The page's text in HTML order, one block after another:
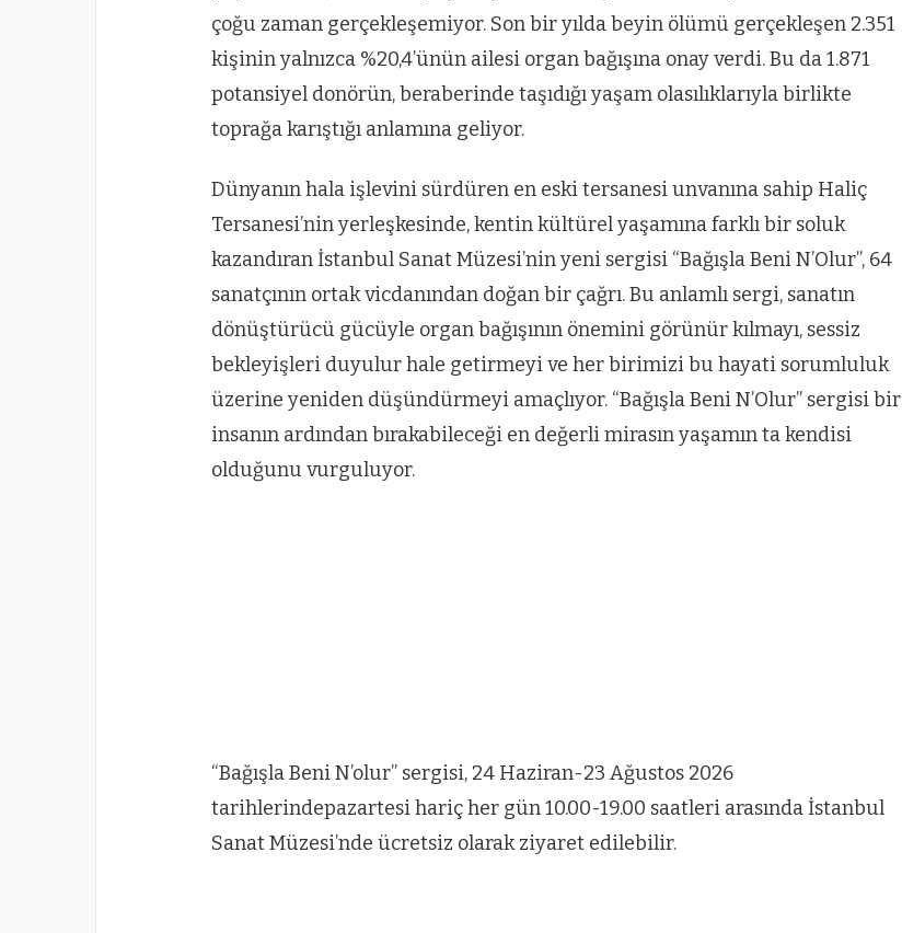
çoğu zaman gerçekleşemiyor. Son bir yılda beyin ölümü gerçekleşen 2.351
kişinin yalnızca %20,4’ünün ailesi organ bağışına onay verdi. Bu da 1.871
potansiyel donörün, beraberinde taşıdığı yaşam olasılıklarıyla birlikte
toprağa karıştığı anlamına geliyor.
Dünyanın hala işlevini sürdüren en eski tersanesi unvanına sahip Haliç
Tersanesi’nin yerleşkesinde, kentin kültürel yaşamına farklı bir soluk
kazandıran İstanbul Sanat Müzesi’nin yeni sergisi “Bağışla Beni N’Olur”, 64
sanatçının ortak vicdanından doğan bir çağrı. Bu anlamlı sergi, sanatın
dönüştürücü gücüyle organ bağışının önemini görünür kılmayı, sessiz
bekleyişleri duyulur hale getirmeyi ve her birimizi bu hayati sorumluluk
üzerine yeniden düşündürmeyi amaçlıyor. “Bağışla Beni N’Olur” sergisi bir
insanın ardından bırakabileceği en değerli mirasın yaşamın ta kendisi
olduğunu vurguluyor.
“Bağışla Beni N’olur” sergisi, 24 Haziran-23 Ağustos 2026
tarihlerindepazartesi hariç her gün 10.00-19.00 saatleri arasında İstanbul
Sanat Müzesi’nde ücretsiz olarak ziyaret edilebilir.